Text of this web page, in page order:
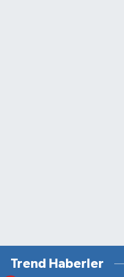
Trend Haberler